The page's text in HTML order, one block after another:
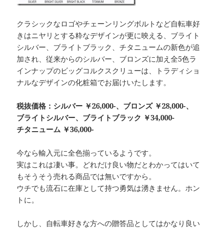
クラシックなロゴやチェーンリングボルトなど自転車好
きはニヤリとする粋なデザインが更に映える、ブライト
シルバー、ブライトブラック、チタニュームの新色が追
加され、従来からのシルバー、ブロンズに加え全5色ラ
インナップのビッグコルクスクリューは、トラディショ
ナルなデザインの化粧箱でお届けいたします。
税抜価格：シルバー ￥26,000-、ブロンズ ￥28,000-、
ブライトシルバー、ブライトブラック ￥34,000-
チタニューム ￥36,000-
今なら輸入元に全色揃っているようです。
実はこれは凄い事。どれだけ良い物だとわかってはいて
もそうそう売れる商品では無いですから。
ウチでも流石に在庫として持つ勇気は湧きません。ホン
トに。
しかし、自転車好きな方への贈答品としてはかなり良い